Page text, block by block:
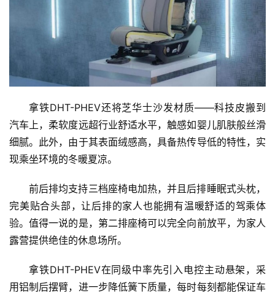
拿铁DHT-PHEV还将芝华士沙发材质——科技皮搬到
汽车上，柔软度远超行业舒适水平，触感如婴儿肌肤般丝滑
细腻。此外，由于其表面绒感高，具备热传导低的特性，实
现乘坐环境的冬暖夏凉。
前后排均支持三档座椅电加热，并且后排睡眠式头枕，
完美贴合头部，让后排的家人也能拥有温暖舒适的驾乘体
验。值得一说的是，第二排座椅可以完全向前放平，为家人
露营提供绝佳的休息场所。
拿铁DHT-PHEV在同级中率先引入电控主动悬架，采
用铝制后摆臂，进一步降低簧下质量，每时每刻都能保证车